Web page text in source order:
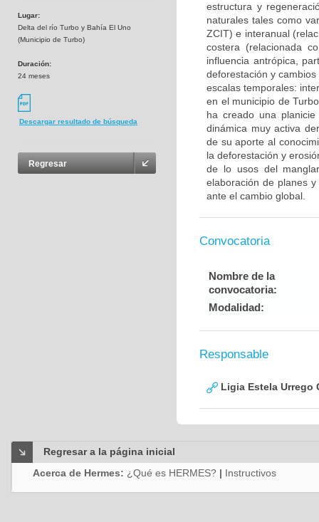
Lugar:
Delta del río Turbo y Bahía El Uno
(Municipio de Turbo)
Duración:
24 meses
Descargar resultado de búsqueda
Regresar
estructura y
naturales tales como
ZCIT) e interanual
costera (relacionada
influencia antrópica,
deforestación y
escalas temporales:
en el municipio de
ha creado una
dinámica muy activa
de su aporte al
la deforestación y
de lo usos del
elaboración de planes
ante el cambio global.
Convocatoria
Nombre de la
convocatoria:
Modalidad:
Responsable
Ligia Estela Urrego
Regresar a la página inicial
Acerca de Hermes: ¿Qué es HERMES? | Instructivos